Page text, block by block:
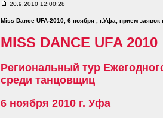
20.9.2010 12:00:28
Miss Dance UFA-2010, 6 ноября , г.Уфа, прием заявок
MISS DANCE UFA 2010
Региональный тур
среди танцовщиц
6 ноября 2010 г. Уфа